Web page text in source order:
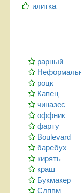
илитка
рарный
роцк
Капец
чиназес
оффник
фарту
Boulevard
баребух
кирять
краш
Букмакер
Слпвм